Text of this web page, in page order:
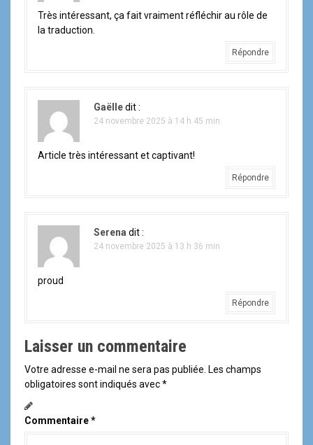
e
Très intéressant, ça fait vraiment réfléchir au rôle de
la traduction.
Répondre
Gaëlledit :
24 novembre 2025 à 14 h 45 min
Article très intéressant et captivant!
Répondre
Serena dit :
24 novembre 2025 à 13 h 36 min
proud
Répondre
Laisser un commentaire
Votre adresse e-mail ne sera pas publiée. Les champs
obligatoires sont indiqués avec*
Commentaire*